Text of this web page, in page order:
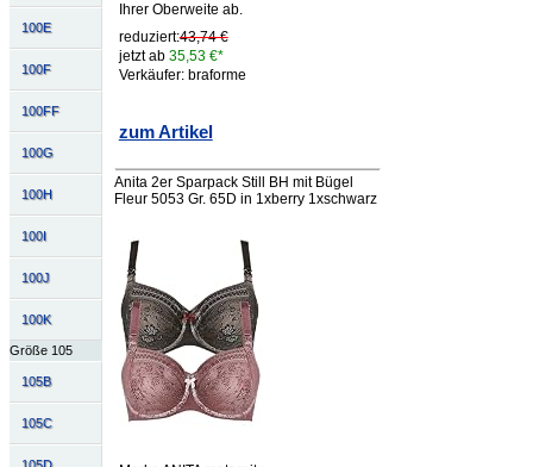
100E
100F
100FF
100G
100H
100I
100J
100K
Größe 105
105B
105C
Ihrer Oberweite ab.
reduziert:43,74 €
jetzt ab 35,53 €*
Verkäufer: braforme
zum Artikel
Anita 2er Sparpack Still BH mit Bügel
Fleur 5053 Gr. 65D in 1xberry 1xschwarz